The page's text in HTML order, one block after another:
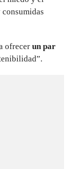
consumidas
ofrecer un par